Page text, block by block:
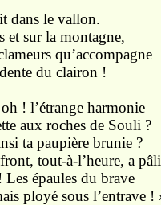
le vallon.
la montagne,
qu’accompagne
du clairon !
! l’étrange harmonie
aux roches de Souli ?
ta paupière brunie ?
tout-à-l’heure, a
épaules du brave
sous l’entrave !